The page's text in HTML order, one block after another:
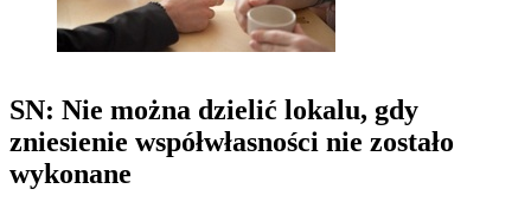
SN: Nie można dzielić lokalu, gdy
zniesienie współwłasności nie zostało
wykonane